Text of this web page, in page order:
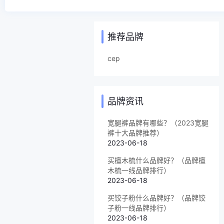
推荐品牌
cep
品牌资讯
宽腿裤品牌有哪些？（2023宽腿
裤十大品牌推荐）
2023-06-18
买檀木梳什么品牌好？（品牌檀
木梳一线品牌排行）
2023-06-18
买饺子粉什么品牌好？（品牌饺
子粉一线品牌排行）
2023-06-18